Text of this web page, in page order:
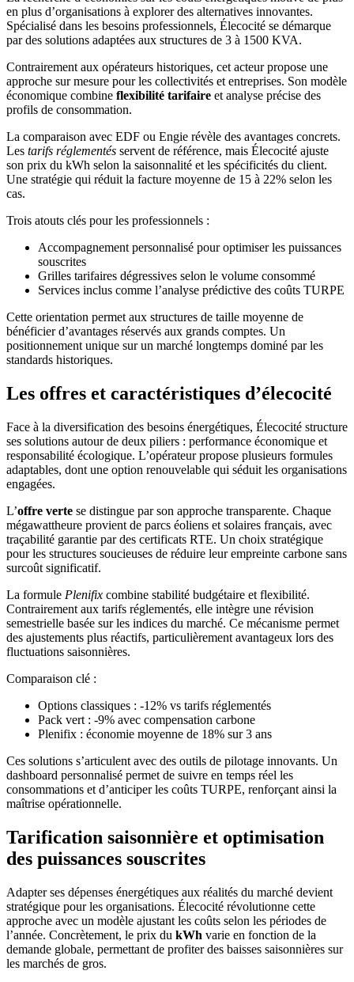
en plus d’organisations à explorer des alternatives innovantes.
Spécialisé dans les besoins professionnels, Élecocité se démarque
par des solutions adaptées aux structures de 3 à 1500 KVA.
Contrairement aux opérateurs historiques, cet acteur propose une
approche sur mesure pour les collectivités et entreprises. Son modèle
économique combine flexibilité tarifaire et analyse précise des
profils de consommation.
La comparaison avec EDF ou Engie révèle des avantages concrets.
Les tarifs réglementés servent de référence, mais Élecocité ajuste
son prix du kWh selon la saisonnalité et les spécificités du client.
Une stratégie qui réduit la facture moyenne de 15 à 22% selon les
cas.
Trois atouts clés pour les professionnels :
Accompagnement personnalisé pour optimiser les puissances
souscrites
Grilles tarifaires dégressives selon le volume consommé
Services inclus comme l’analyse prédictive des coûts TURPE
Cette orientation permet aux structures de taille moyenne de
bénéficier d’avantages réservés aux grands comptes. Un
positionnement unique sur un marché longtemps dominé par les
standards historiques.
Les offres et caractéristiques d’élecocité
Face à la diversification des besoins énergétiques, Élecocité structure
ses solutions autour de deux piliers : performance économique et
responsabilité écologique. L’opérateur propose plusieurs formules
adaptables, dont une option renouvelable qui séduit les organisations
engagées.
L’offre verte se distingue par son approche transparente. Chaque
mégawattheure provient de parcs éoliens et solaires français, avec
traçabilité garantie par des certificats RTE. Un choix stratégique
pour les structures soucieuses de réduire leur empreinte carbone sans
surcoût significatif.
La formule Plenifix combine stabilité budgétaire et flexibilité.
Contrairement aux tarifs réglementés, elle intègre une révision
semestrielle basée sur les indices du marché. Ce mécanisme permet
des ajustements plus réactifs, particulièrement avantageux lors des
fluctuations saisonnières.
Comparaison clé :
Options classiques : -12% vs tarifs réglementés
Pack vert : -9% avec compensation carbone
Plenifix : économie moyenne de 18% sur 3 ans
Ces solutions s’articulent avec des outils de pilotage innovants. Un
dashboard personnalisé permet de suivre en temps réel les
consommations et d’anticiper les coûts TURPE, renforçant ainsi la
maîtrise opérationnelle.
Tarification saisonnière et optimisation
des puissances souscrites
Adapter ses dépenses énergétiques aux réalités du marché devient
stratégique pour les organisations. Élecocité révolutionne cette
approche avec un modèle ajustant les coûts selon les périodes de
l’année. Concrètement, le prix du kWh varie en fonction de la
demande globale, permettant de profiter des baisses saisonnières sur
les marchés de gros.